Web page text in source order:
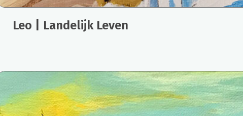
Leo | Landelijk Leven